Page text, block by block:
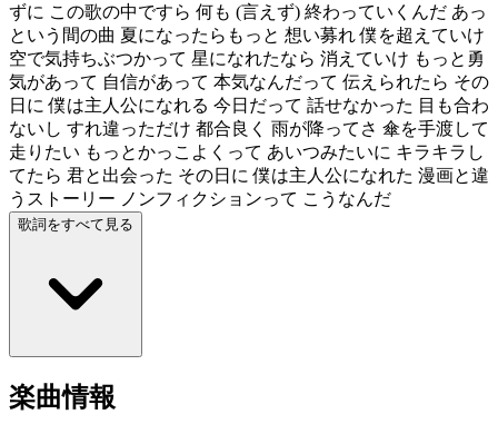
ずに この歌の中ですら 何も (言えず) 終わっていくんだ あっ
という間の曲 夏になったらもっと 想い募れ 僕を超えていけ
空で気持ちぶつかって 星になれたなら 消えていけ もっと勇
気があって 自信があって 本気なんだって 伝えられたら その
日に 僕は主人公になれる 今日だって 話せなかった 目も合わ
ないし すれ違っただけ 都合良く 雨が降ってさ 傘を手渡して
走りたい もっとかっこよくって あいつみたいに キラキラし
てたら 君と出会った その日に 僕は主人公になれた 漫画と違
うストーリー ノンフィクションって こうなんだ
歌詞をすべて見る
楽曲情報